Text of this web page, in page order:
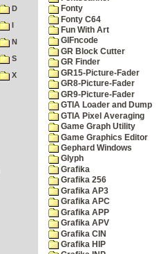
D
I
N
S
X
Fonty
Fonty C64
Fun With Art
GIFncode
GR Block Cutter
GR Finder
GR15-Picture-Fader
GR8-Picture-Fader
GR9-Picture-Fader
GTIA Loader and Dump
GTIA Pixel Averaging
Game Graph Utility
Game Graphics Editor
Gephard Windows
Glyph
Grafika
Grafika 256
Grafika AP3
Grafika APC
Grafika APP
Grafika APV
Grafika CIN
Grafika HIP